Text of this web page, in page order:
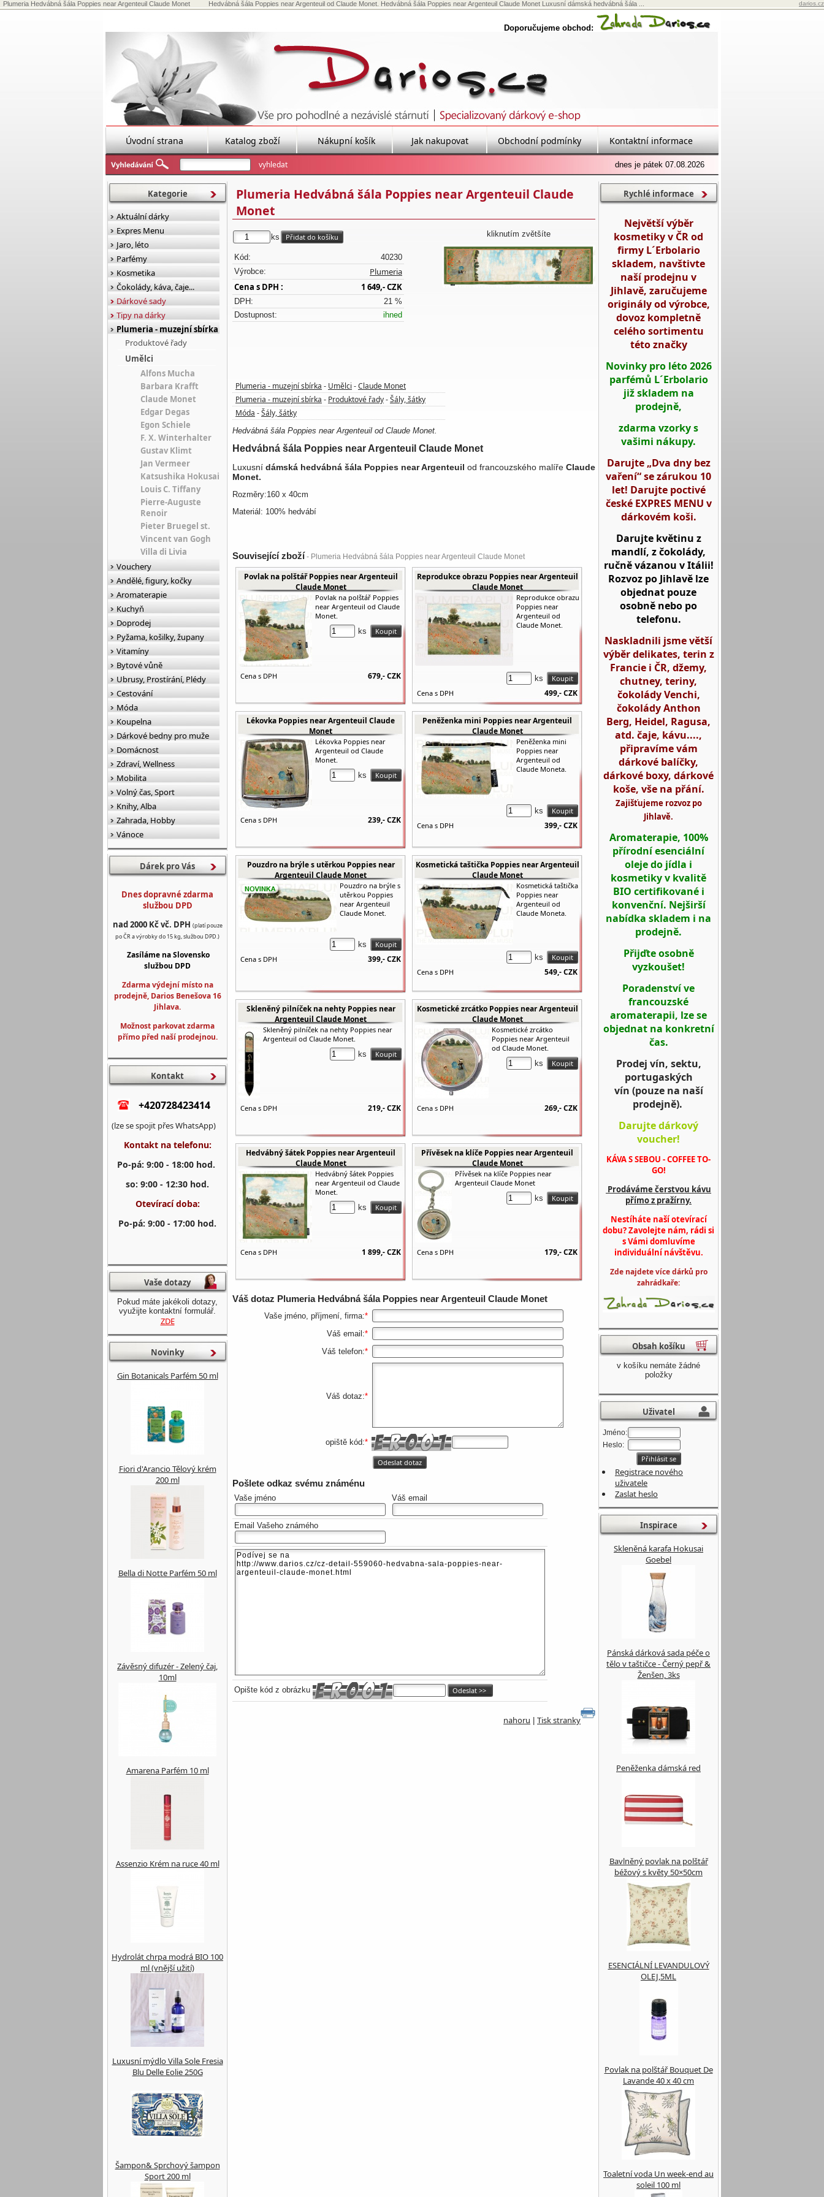
Plumeria Hedvábná šála Poppies near Argenteuil Claude Monet Hedvábná šála Poppies near Argenteuil od Claude Monet. Hedvábná šála Poppies near Argenteuil Claude Monet Luxusní dámská hedvábná šála ... darios.cz
Doporučujeme obchod:
Úvodní strana Katalog zboží Nákupní košík Jak nakupovat Obchodní podmínky Kontaktní informace
dnes je pátek 07.08.2026
Plumeria Hedvábná šála Poppies near Argenteuil Claude
Monet
kliknutím zvětšíte
ks
Kód:
40230
Výrobce:
Plumeria
Cena s DPH :
1 649,- CZK
DPH:
21 %
Dostupnost:
ihned
Plumeria - muzejní sbírka - Umělci - Claude Monet
Plumeria - muzejní sbírka - Produktové řady - Šály, šátky
Móda - Šály, šátky
Hedvábná šála Poppies near Argenteuil od Claude Monet.
Hedvábná šála Poppies near Argenteuil Claude Monet
Luxusní dámská hedvábná šála Poppies near Argenteuil od francouzského malíře Claude
Monet.
Rozměry:160 x 40cm
Materiál: 100% hedvábí
Související zboží - Plumeria Hedvábná šála Poppies near Argenteuil Claude Monet
Povlak na polštář Poppies near Argenteuil
Claude Monet
Povlak na polštář Poppies
near Argenteuil od Claude
Monet.
ks
Cena s DPH 679,-CZK
Reprodukce obrazu Poppies near Argenteuil
Claude Monet
Reprodukce obrazu
Poppies near
Argenteuil od
Claude Monet.
ks
Cena s DPH
499,-CZK
Lékovka Poppies near Argenteuil Claude
Monet
Lékovka Poppies near
Argenteuil od Claude
Monet.
ks
Cena s DPH 239,-CZK
Peněženka mini Poppies near Argenteuil
Claude Monet
Peněženka mini
Poppies near
Argenteuil od
Claude Moneta.
ks
Cena s DPH
399,-CZK
Pouzdro na brýle s utěrkou Poppies near
Argenteuil Claude Monet
Pouzdro na brýle s
utěrkou Poppies
near Argenteuil
Claude Monet.
ks
Cena s DPH
399,-CZK
Kosmetická taštička Poppies near Argenteuil
Claude Monet
Kosmetická taštička
Poppies near
Argenteuil od
Claude Moneta.
ks
Cena s DPH
549,-CZK
Skleněný pilníček na nehty Poppies near
Argenteuil Claude Monet
Skleněný pilníček na nehty Poppies near
Argenteuil od Claude Monet.
ks
Cena s DPH 219,-CZK
Kosmetické zrcátko Poppies near Argenteuil
Claude Monet
Kosmetické zrcátko
Poppies near Argenteuil
od Claude Monet.
ks
Cena s DPH 269,-CZK
Hedvábný šátek Poppies near Argenteuil
Claude Monet
Hedvábný šátek Poppies
near Argenteuil od Claude
Monet.
ks
Cena s DPH 1 899,-CZK
Přívěsek na klíče Poppies near Argenteuil
Claude Monet
Přívěsek na klíče Poppies near
Argenteuil Claude Monet
ks
Cena s DPH 179,-CZK
Váš dotaz Plumeria Hedvábná šála Poppies near Argenteuil Claude Monet
Vaše jméno, příjmení, firma:*
Váš email:*
Váš telefon:*
Váš dotaz:*
opiště kód:*
Pošlete odkaz svému známénu
Vaše jméno Váš email
Email Vašeho známého
Opište kód z obrázku
nahoru Tisk stranky
Kategorie
Aktuální dárky
Expres Menu
Jaro, léto
Parfémy
Kosmetika
Čokolády, káva, čaje...
Dárkové sady
Tipy na dárky
Plumeria - muzejní sbírka
Produktové řady
Umělci
Alfons Mucha
Barbara Krafft
Claude Monet
Edgar Degas
Egon Schiele
F. X. Winterhalter
Gustav Klimt
Jan Vermeer
Katsushika Hokusai
Louis C. Tiffany
Pierre-Auguste
Renoir
Pieter Bruegel st.
Vincent van Gogh
Villa di Livia
Vouchery
Andělé, figury, kočky
Aromaterapie
Kuchyň
Doprodej
Pyžama, košilky, župany
Vitamíny
Bytové vůně
Ubrusy, Prostírání, Plédy
Cestování
Móda
Koupelna
Dárkové bedny pro muže
Domácnost
Zdraví, Wellness
Mobilita
Volný čas, Sport
Knihy, Alba
Zahrada, Hobby
Vánoce
Dárek pro Vás
Dnes dopravné zdarma
službou DPD
nad 2000 Kč vč. DPH (platí pouze
po ČR a výrobky do 15 kg, službou DPD.)
Zasíláme na Slovensko
službou DPD
Zdarma výdejní místo na
prodejně, Darios Benešova 16
Jihlava.
Možnost parkovat zdarma
přímo před naší prodejnou.
Kontakt
+420728423414
(lze se spojit přes WhatsApp)
Kontakt na telefonu:
Po-pá: 9:00 - 18:00 hod.
so: 9:00 - 12:30 hod.
Otevírací doba:
Po-pá: 9:00 - 17:00 hod.
Vaše dotazy
Pokud máte jakékoli dotazy,
využijte kontaktní formulář.
ZDE
Novinky
Gin Botanicals Parfém 50 ml
Fiori d'Arancio Tělový krém
200 ml
Bella di Notte Parfém 50 ml
Závěsný difuzér - Zelený čaj,
10ml
Amarena Parfém 10 ml
Assenzio Krém na ruce 40 ml
Hydrolát chrpa modrá BIO 100
ml (vnější užití)
Luxusní mýdlo Villa Sole Fresia
Blu Delle Eolie 250G
Šampon& Sprchový šampon
Sport 200 ml
Rychlé informace
Největší výběr
kosmetiky v ČR od
firmy L´Erbolario
skladem, navštivte
naší prodejnu v
Jihlavě, zaručujeme
originály od výrobce,
dovoz kompletně
celého sortimentu
této značky
Novinky pro léto 2026
parfémů L´Erbolario
již skladem na
prodejně,
zdarma vzorky s
vašimi nákupy.
Darujte „Dva dny bez
vaření“ se zárukou 10
let! Darujte poctivé
české EXPRES MENU v
dárkovém koši.
Darujte květinu z
mandlí, z čokolády,
ručně vázanou v Itálii!
Rozvoz po Jihlavě lze
objednat pouze
osobně nebo po
telefonu.
Naskladnili jsme větší
výběr delikates, terin z
Francie i ČR, džemy,
chutney, teriny,
čokolády Venchi,
čokolády Anthon
Berg, Heidel, Ragusa,
atd. čaje, kávu....,
připravíme vám
dárkové balíčky,
dárkové boxy, dárkové
koše, vše na přání.
Zajišťujeme rozvoz po
Jihlavě.
Aromaterapie, 100%
přírodní esenciální
oleje do jídla i
kosmetiky v kvalitě
BIO certifikované i
konvenční. Nejširší
nabídka skladem i na
prodejně.
Přijďte osobně
vyzkoušet!
Poradenství ve
francouzské
aromaterapii, lze se
objednat na konkretní
čas.
Prodej vín, sektu,
portugaských
vín (pouze na naší
prodejně).
Darujte dárkový
voucher!
KÁVA S SEBOU - COFFEE TO-
GO!
Prodáváme čerstvou kávu
přímo z pražírny.
Nestíháte naší otevírací
dobu? Zavolejte nám, rádi si
s Vámi domluvíme
individuální návštěvu.
Zde najdete více dárků pro
zahrádkaře:
Obsah košíku
v košíku nemáte žádné
položky
Uživatel
Jméno:
Heslo:
Registrace nového
uživatele
Zaslat heslo
Inspirace
Skleněná karafa Hokusai
Goebel
Pánská dárková sada péče o
tělo v taštičce - Černý pepř &
Ženšen, 3ks
Peněženka dámská red
Bavlněný povlak na polštář
béžový s květy 50×50cm
ESENCIÁLNÍ LEVANDULOVÝ
OLEJ,5ML
Povlak na polštář Bouquet De
Lavande 40 x 40 cm
Toaletní voda Un week-end au
soleil 100 ml